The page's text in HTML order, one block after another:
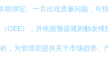
绑定。一旦出现质量问题，可
），并依据预设规则触发维
，为管理层提供关于市场趋势